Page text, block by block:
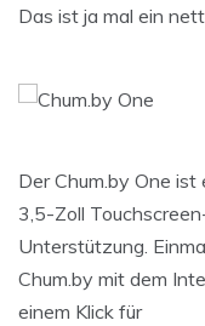
Das ist ja mal ein
Der Chum.by One
3,5-Zoll
Unterstützung.
Chum.by mit dem
einem Klick für